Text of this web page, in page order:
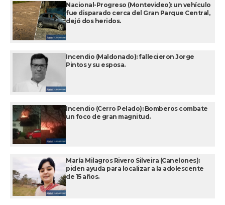
Nacional-Progreso (Montevideo): un vehículo
fue disparado cerca del Gran Parque Central,
dejó dos heridos.
Incendio (Maldonado): fallecieron Jorge
Pintos y su esposa.
Incendio (Cerro Pelado): Bomberos combate
un foco de gran magnitud.
María Milagros Rivero Silveira (Canelones):
piden ayuda para localizar a la adolescente
de 15 años.